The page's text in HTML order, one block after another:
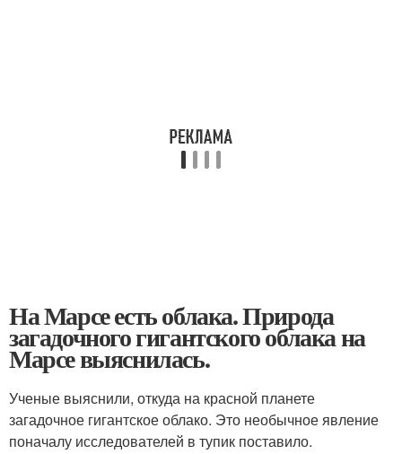
На Марсе есть облака. Природа
загадочного гигантского облака на
Марсе выяснилась.
Ученые выяснили, откуда на красной планете
загадочное гигантское облако. Это необычное явление
поначалу исследователей в тупик поставило.